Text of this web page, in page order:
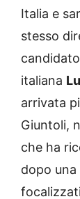
Italia e
stesso
italiana
arrivata
Giuntoli,
che ha
dopo